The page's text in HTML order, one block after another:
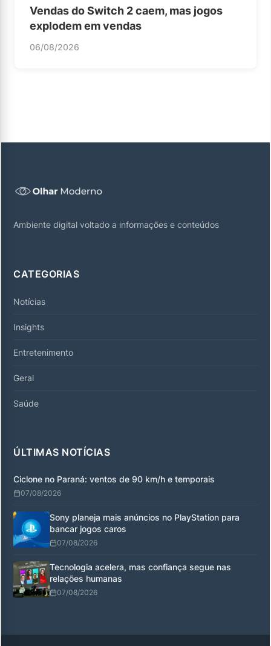
Vendas do Switch 2 caem, mas jogos
explodem em vendas
06/08/2026
Ambiente digital voltado a informações e conteúdos
CATEGORIAS
Notícias
Insights
Entretenimento
Geral
Saúde
ÚLTIMAS NOTÍCIAS
Ciclone no Paraná: ventos de 90 km/h e temporais
07/08/2026
Sony planeja mais anúncios no PlayStation para
bancar jogos caros
07/08/2026
Tecnologia acelera, mas confiança segue nas
relações humanas
07/08/2026